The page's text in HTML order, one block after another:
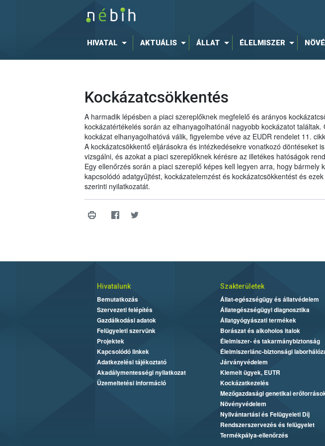
HIVATAL AKTUÁLIS ÁLLAT ÉLELMISZER
Kockázatcsökkentés
A harmadik lépésben a piaci szereplőknek megfelelő és arányos
kockázatértékelés során az elhanyagolhatónál nagyobb kockázatot
kockázat elhanyagolhatóvá válik, figyelembe véve az EUDR rendelet 11.
A kockázatcsökkentő eljárásokra és intézkedésekre vonatkozó döntéseket
vizsgálni, és azokat a piaci szereplőknek kérésre az illetékes hatóságok
Egy ellenőrzés során a piaci szereplő képes kell legyen arra, hogy
kapcsolódó adatgyűjtést, kockázatelemzést és kockázatcsökkentést és
szerinti nyilatkozatát.
Hivatalunk
Bemutatkozás
Szervezeti felépítés
Gazdálkodási adatok
Felügyeleti szervünk
Projektek
Kapcsolódó linkek
Adatkezelési tájékoztató
Akadálymentességi nyilatkozat
Üzemeltetési információ
Szakterületek
Állat-egészségügy és állatvédelem
Állategészségügyi diagnosztika
Állatgyógyászati termékek
Borászat és alkoholos italok
Élelmiszer- és takarmánybiztonság
Élelmiszerlánc-biztonsági
Járványvédelem
Kiemelt ügyek, EUTR
Kockázatkezelés
Mezőgazdasági genetikai
Növényvédelem
Nyilvántartási és Felügyeleti Díj
Rendszerszervezés és felügyelet
Termékpálya-ellenőrzés